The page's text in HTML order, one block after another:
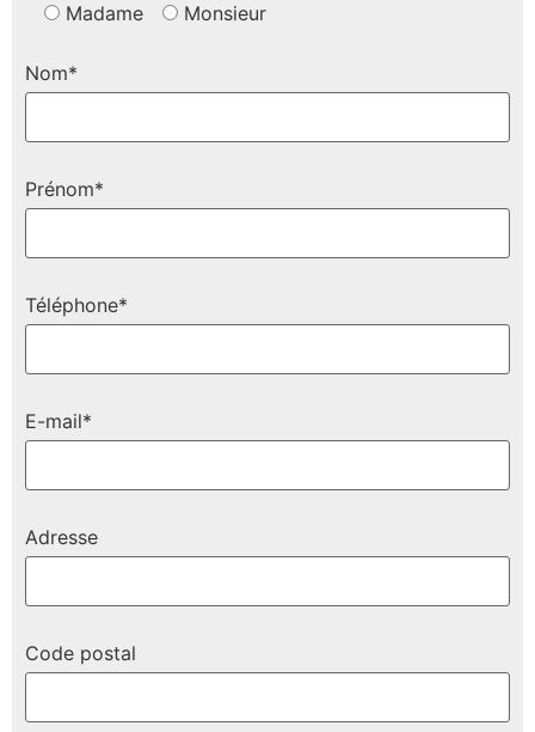
Madame Monsieur
Nom*
Prénom*
Téléphone*
E-mail*
Adresse
Code postal